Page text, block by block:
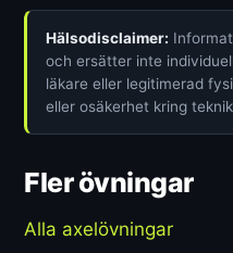
Hälsodisclaimer:
och ersätter inte
läkare eller legitimerad
eller osäkerhet kring
Fler övningar
Alla axelövningar